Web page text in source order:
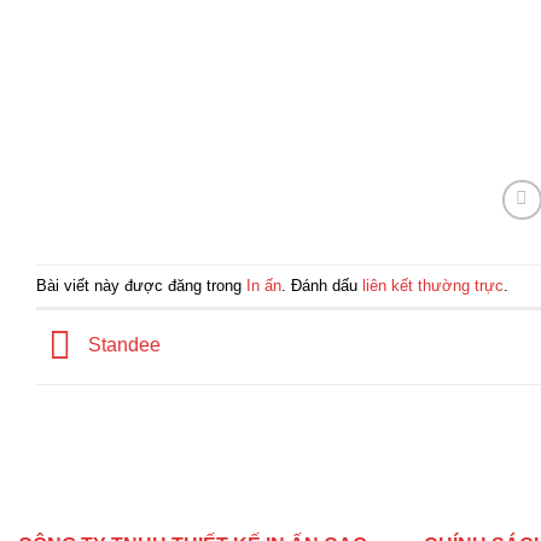
Bài viết này được đăng trong In ấn . Đánh dấu liên kết thường trực
Standee